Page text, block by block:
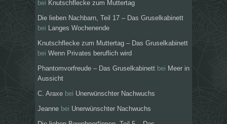
bei Knutschflecke zum Muttertag
Die lieben Nachbarn, Teil 17 – Das Gruselkabinett
bei
Langes Wochenende
Knutschflecke zum Muttertag – Das Gruselkabinett
bei Wenn Privates beruflich wird
Phantomvorfreude – Das Gruselkabinett bei Meer in
Aussicht
C. Araxe bei Unerwünschter Nachwuchs
Jeanne bei Unerwünschter Nachwuchs